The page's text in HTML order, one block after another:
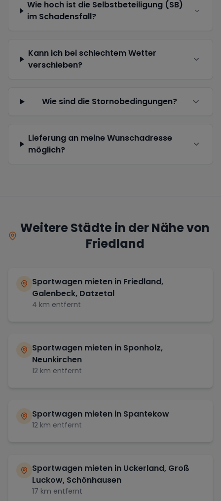
Wie hoch ist die Selbstbeteiligung (SB)
im Schadensfall?
Kann ich bei schlechtem Wetter
verschieben?
Wie sind die Stornobedingungen?
Lieferung an meine Wunschadresse
möglich?
Weitere Städte in der Nähe von
Friedland
Sportwagen mieten in Friedland,
Galenbeck, Datzetal
4 km entfernt
Sportwagen mieten in Sponholz,
Neunkirchen
12 km entfernt
Sportwagen mieten in Spantekow
12 km entfernt
Sportwagen mieten in Uckerland, Groß
Luckow, Schönhausen
17 km entfernt